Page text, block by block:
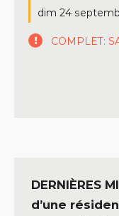
dim 24
COMPLET:
DERNIÈRES
d’une